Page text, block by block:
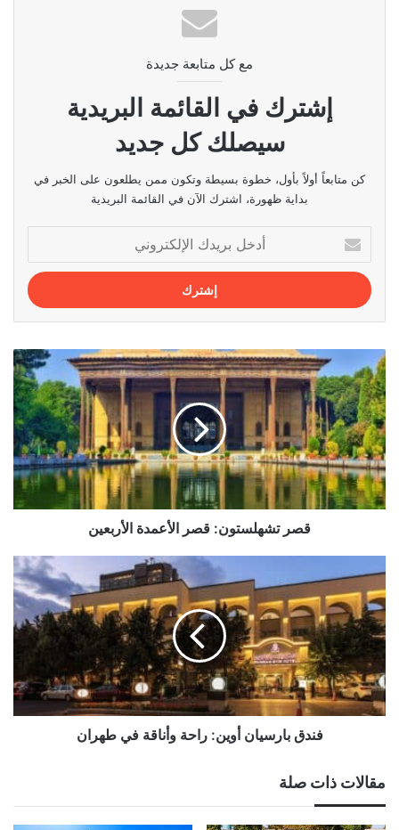
مع كل متابعة جديدة
إشترك في القائمة البريدية
سيصلك كل جديد
كن متابعاً أولاً بأول، خطوة بسيطة وتكون ممن يطلعون على الخبر في
بداية ظهورة، اشترك الآن في القائمة البريدية
بريدك
الإلكتروني
قصر
تشهلستون:
قصر
الأعمدة
الأربعين
قصر تشهلستون: قصر الأعمدة الأربعين
بارسيان
أوين:
راحة
وأناقة
في
طهران
فندق بارسيان أوين: راحة وأناقة في طهران
مقالات ذات صلة